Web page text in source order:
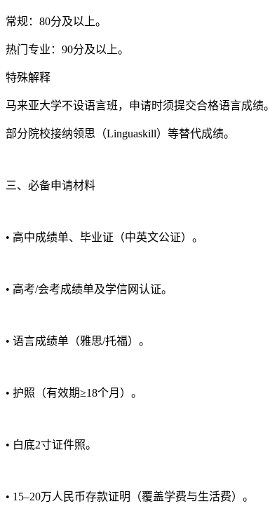
常规：80分及以上。
热门专业：90分及以上。
特殊解释
马来亚大学不设语言班，申请时须提交合格语言成绩。
部分院校接纳领思（Linguaskill）等替代成绩。
三、必备申请材料
• 高中成绩单、毕业证（中英文公证）。
• 高考/会考成绩单及学信网认证。
• 语言成绩单（雅思/托福）。
• 护照（有效期≥18个月）。
• 白底2寸证件照。
• 15–20万人民币存款证明（覆盖学费与生活费）。